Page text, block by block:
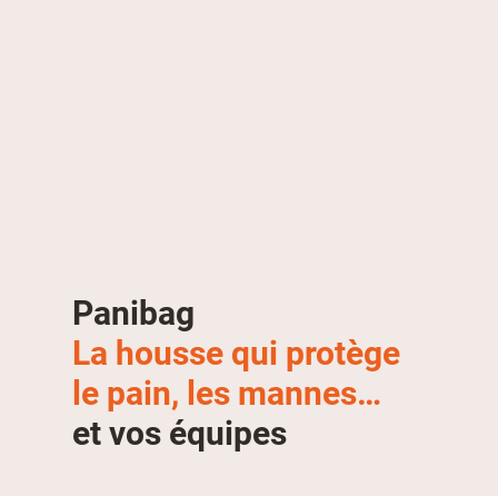
Panibag
La housse qui protège
le pain, les mannes…
et vos équipes